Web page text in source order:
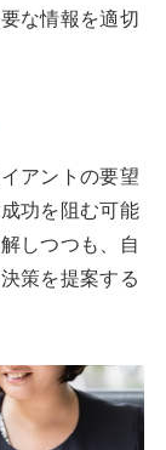
な情報を適切
アントの要望
功を阻む可能
しつつも、自
策を提案する